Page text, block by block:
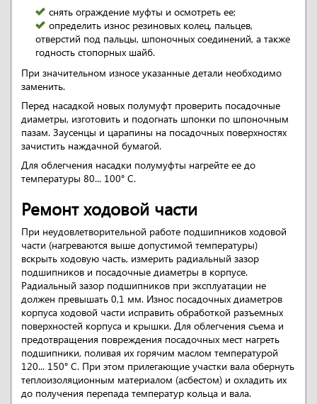
снять ограждение муфты и осмотреть ее;
определить износ резиновых колец, пальцев,
отверстий под пальцы, шпоночных соединений, а также
годность стопорных шайб.
При значительном износе указанные детали необходимо
заменить.
Перед насадкой новых полумуфт проверить посадочные
диаметры, изготовить и подогнать шпонки по шпоночным
пазам. Заусенцы и царапины на посадочных поверхностях
зачистить наждачной бумагой.
Для облегчения насадки полумуфты нагрейте ее до
температуры 80... 100° С.
Ремонт ходовой части
При неудовлетворительной работе подшипников ходовой
части (нагреваются выше допустимой температуры)
вскрыть ходовую часть, измерить радиальный зазор
подшипников и посадочные диаметры в корпусе.
Радиальный зазор подшипников при эксплуатации не
должен превышать 0,1 мм. Износ посадочных диаметров
корпуса ходовой части исправить обработкой разъемных
поверхностей корпуса и крышки. Для облегчения съема и
предотвращения повреждения посадочных мест нагреть
подшипники, поливая их горячим маслом температурой
120... 150° С. При этом прилегающие участки вала обернуть
теплоизоляционным материалом (асбестом) и охладить их
до получения перепада температур кольца и вала.